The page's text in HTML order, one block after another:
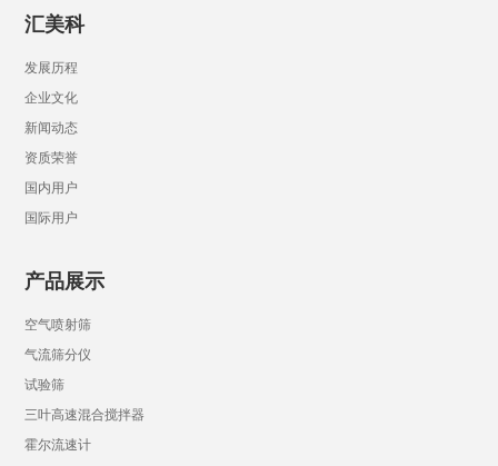
汇美科
发展历程
企业文化
新闻动态
资质荣誉
国内用户
国际用户
产品展示
空气喷射筛
气流筛分仪
试验筛
三叶高速混合搅拌器
霍尔流速计